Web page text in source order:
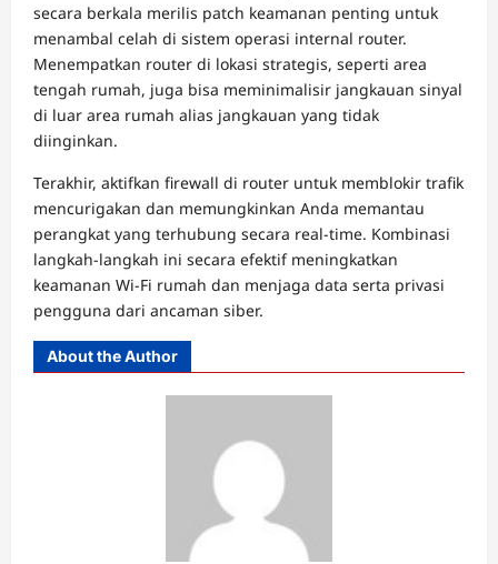
secara berkala merilis patch keamanan penting untuk
menambal celah di sistem operasi internal router.
Menempatkan router di lokasi strategis, seperti area
tengah rumah, juga bisa meminimalisir jangkauan sinyal
di luar area rumah alias jangkauan yang tidak
diinginkan.
Terakhir, aktifkan firewall di router untuk memblokir trafik
mencurigakan dan memungkinkan Anda memantau
perangkat yang terhubung secara real-time. Kombinasi
langkah-langkah ini secara efektif meningkatkan
keamanan Wi-Fi rumah dan menjaga data serta privasi
pengguna dari ancaman siber.
About the Author